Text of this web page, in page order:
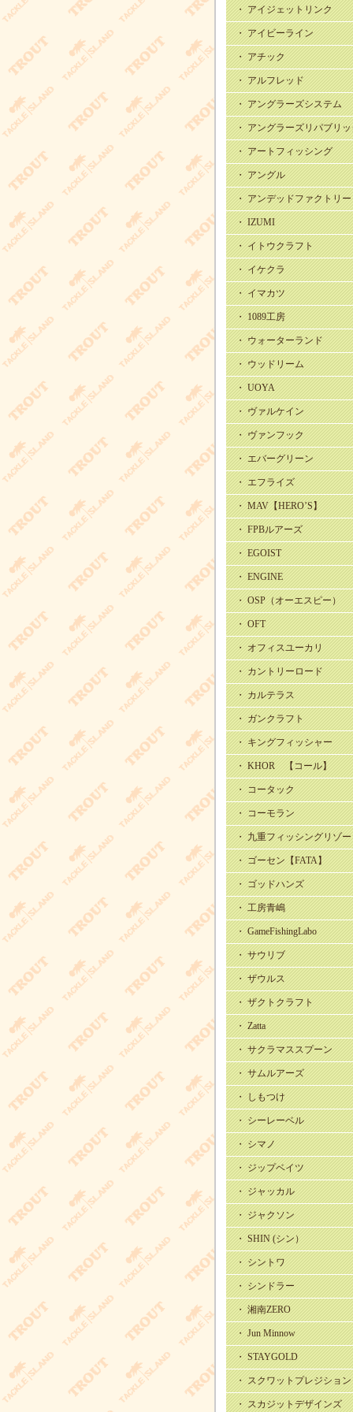
・ アイジェットリンク
・ アイビーライン
・ アチック
・ アルフレッド
・ アングラーズシステム
・ アングラーズリパブリ
・ アートフィッシング
・ アングル
・ アンデッドファクトリー
・ IZUMI
・ イトウクラフト
・ イケクラ
・ イマカツ
・ 1089工房
・ ウォーターランド
・ ウッドリーム
・ UOYA
・ ヴァルケイン
・ ヴァンフック
・ エバーグリーン
・ エフライズ
・ MAV【HERO’S】
・ FPBルアーズ
・ EGOIST
・ ENGINE
・ OSP（オーエスピー）
・ OFT
・ オフィスユーカリ
・ カントリーロード
・ カルテラス
・ ガンクラフト
・ キングフィッシャー
・ KHOR 【コール】
・ コータック
・ コーモラン
・ 九重フィッシングリゾ
・ ゴーセン【FATA】
・ ゴッドハンズ
・ 工房青嶋
・ GameFishingLabo
・ サウリブ
・ ザウルス
・ ザクトクラフト
・ Zatta
・ サクラマススプーン
・ サムルアーズ
・ しもつけ
・ シーレーベル
・ シマノ
・ ジップベイツ
・ ジャッカル
・ ジャクソン
・ SHIN (シン）
・ シントワ
・ シンドラー
・ 湘南ZERO
・ Jun Minnow
・ STAYGOLD
・ スクワットプレジション
・ スカジットデザインズ